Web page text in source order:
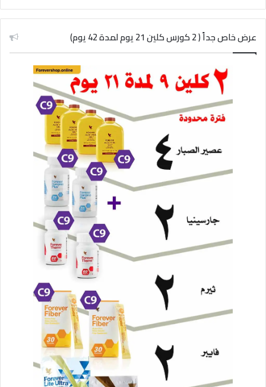
عرض خاص جداً ( 2 كورس كلين 21 يوم لمدة 42 يوم)